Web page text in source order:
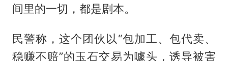
间里的一切，都是剧本。
民警称，这个团伙以“包加工、包代卖、
稳赚不赔”的玉石交易为噱头，诱导被害